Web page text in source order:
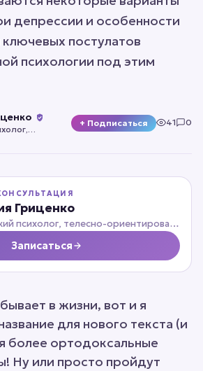
депрессии и особенности
постулатов
психологии под этим
+ Подписаться 41 0
Гриценко
Клинический психолог, телесно-ориентированный психотерапевт
Записаться
в жизни, вот и я
для нового текста (и
более ортодоксальные
Ну или просто пройдут